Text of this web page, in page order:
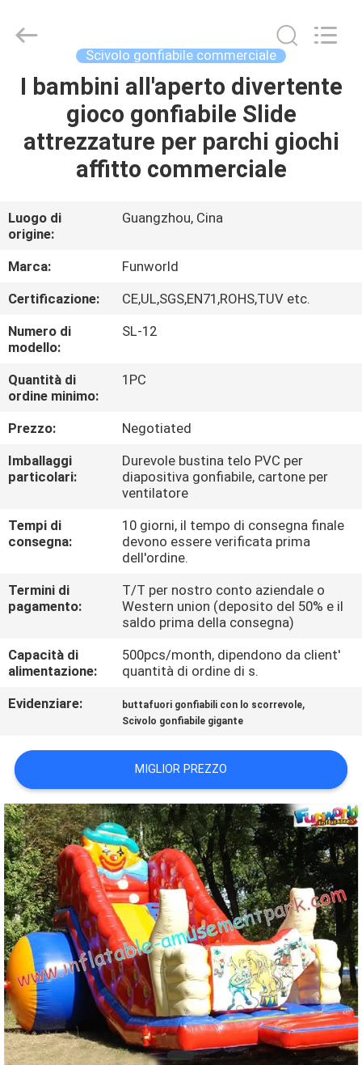
CASA
PRODOTTI
CIRCA
NOI
GIRO
DELLA
FABBRICA
CONTROLLO
DI
QUALITÀ
COMPANY
MAPPA
SITO
POLICY
Inflatables
Limited.
Scivolo gonfiabile commerciale
I bambini all'aperto divertente
gioco gonfiabile Slide
attrezzature per parchi giochi
affitto commerciale
Luogo di
origine:
Guangzhou, Cina
Marca:
Funworld
Certificazione:
CE,UL,SGS,EN71,ROHS,TUV etc.
Numero di
modello:
SL-12
Quantità di
ordine minimo:
1PC
Prezzo:
Negotiated
Imballaggi
particolari:
Durevole bustina telo PVC per
diapositiva gonfiabile, cartone per
ventilatore
Tempi di
consegna:
10 giorni, il tempo di consegna finale
devono essere verificata prima
dell'ordine.
Termini di
pagamento:
T/T per nostro conto aziendale o
Western union (deposito del 50% e il
saldo prima della consegna)
Capacità di
alimentazione:
500pcs/month, dipendono da client'
quantità di ordine di s.
Evidenziare:
buttafuori gonfiabili con lo scorrevole,
Scivolo gonfiabile gigante
MIGLIOR PREZZO